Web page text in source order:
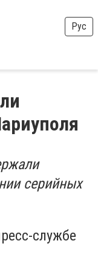
Рус
серийных
службе